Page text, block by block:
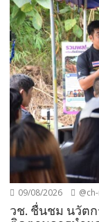
09/08/2026
วช. ชื่นชม นวัต